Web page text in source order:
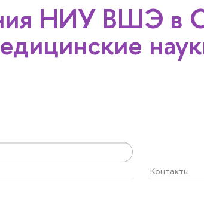
НИУ ВШЭ в
Контакты